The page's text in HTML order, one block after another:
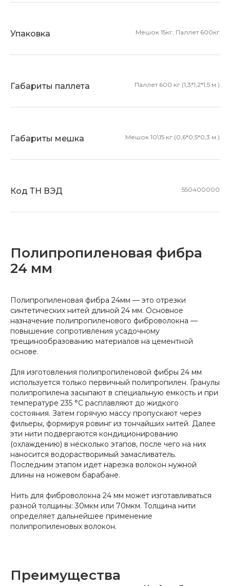
Упаковка Мешок 15кг, Паллет 600кг
Габариты паллета Паллет 600 кг (1,3*1,2*1,5 м.)
Габариты мешка Мешок 10\15 кг (0,6*0,5*0,3 м.)
Код ТН ВЭД 550400000
Полипропиленовая фибра
24 мм
Полипропиленовая фибра 24мм — это отрезки
синтетических нитей длиной 24 мм. Основное
назначение полипропиленового фиброволокна —
повышение сопротивления усадочному
трещинообразованию материалов на цементной
основе.
Для изготовления полипропиленовой фибры 24 мм
используется только первичный полипропилен. Гранулы
полипропилена засыпают в специальную емкость и при
температуре 235 °C расплавляют до жидкого
состояния. Затем горячую массу пропускают через
фильеры, формируя ровинг из тончайших нитей. Далее
эти нити подвергаются кондиционированию
(охлаждению) в несколько этапов, после чего на них
наносится водорастворимый замасливатель.
Последним этапом идет нарезка волокон нужной
длины на ножевом барабане.
Нить для фиброволокна 24 мм может изготавливаться
разной толщины: 30мкм или 70мкм. Толщина нити
определяет дальнейшее применение
полипропиленовых волокон.
Преимущества